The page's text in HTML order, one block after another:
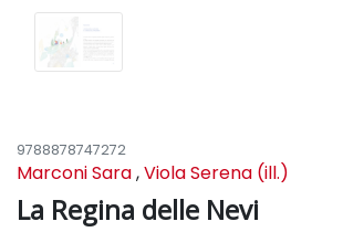
9788878747272
Marconi Sara,Viola Serena (ill.)
La Regina delle Nevi